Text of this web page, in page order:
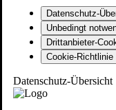
Datenschutz-
Unbedingt
Drittanbieter-
Cookie-Richtlinie
Datenschutz-Übersicht